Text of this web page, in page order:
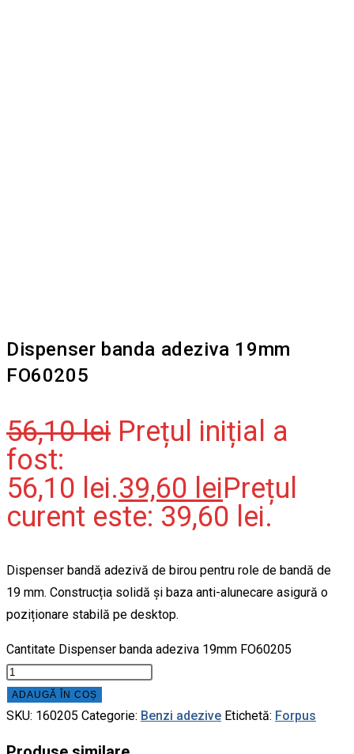
Dispenser banda adeziva 19mm
FO60205
56,10lei Prețul inițial a
fost:
56,10 lei.39,60 leiPrețul
curent este: 39,60 lei.
Dispenser bandă adezivă de birou pentru role de bandă de
19 mm. Construcția solidă și baza anti-alunecare asigură o
poziționare stabilă pe desktop.
Cantitate Dispenser banda adeziva 19mm FO60205
ADAUGĂ ÎN COȘ
SKU: 160205 Categorie: Benzi adezive Etichetă: Forpus